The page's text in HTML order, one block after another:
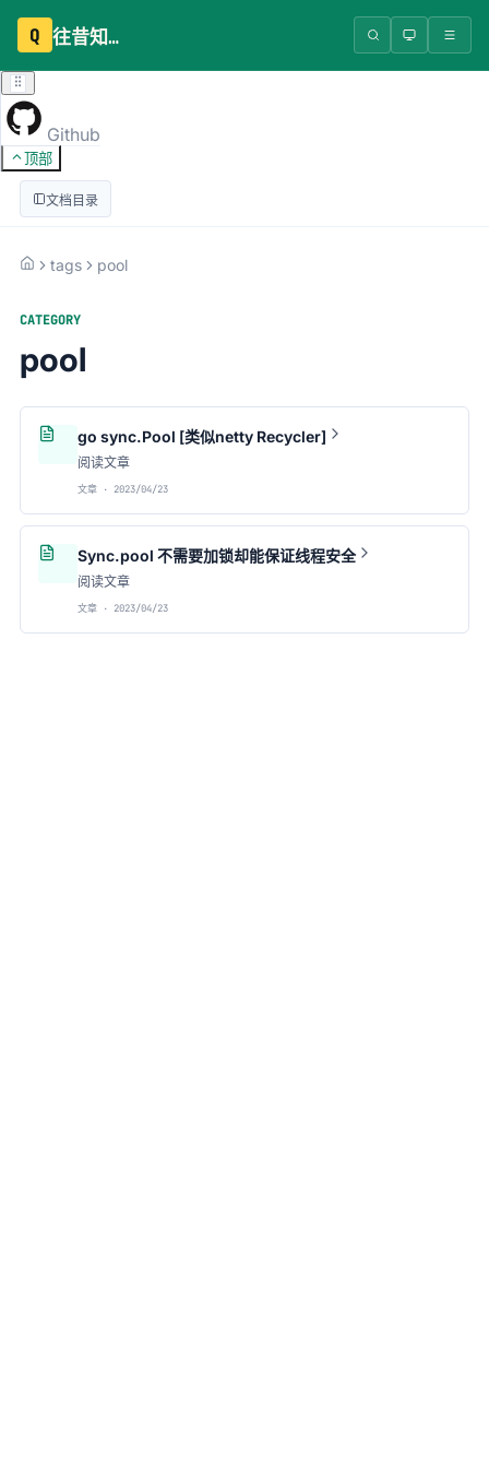
Q 往昔知识库
Github
顶部
文档目录
tags pool
CATEGORY
pool
go sync.Pool [类似netty Recycler]
阅读文章
文章 · 2023/04/23
Sync.pool 不需要加锁却能保证线程安全
阅读文章
文章 · 2023/04/23